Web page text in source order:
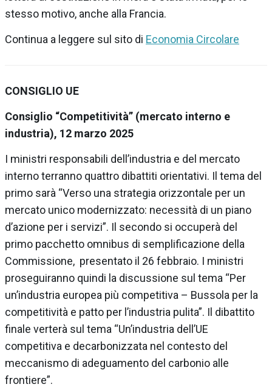
stesso motivo, anche alla Francia.
Continua a leggere sul sito di Economia Circolare
CONSIGLIO UE
Consiglio “Competitività” (mercato interno e
industria), 12 marzo 2025
I ministri responsabili dell’industria e del mercato
interno terranno quattro dibattiti orientativi. Il tema del
primo sarà “Verso una strategia orizzontale per un
mercato unico modernizzato: necessità di un piano
d’azione per i servizi”. Il secondo si occuperà del
primo pacchetto omnibus di semplificazione della
Commissione, presentato il 26 febbraio. I ministri
proseguiranno quindi la discussione sul tema “Per
un’industria europea più competitiva – Bussola per la
competitività e patto per l’industria pulita”. Il dibattito
finale verterà sul tema “Un’industria dell’UE
competitiva e decarbonizzata nel contesto del
meccanismo di adeguamento del carbonio alle
frontiere”.